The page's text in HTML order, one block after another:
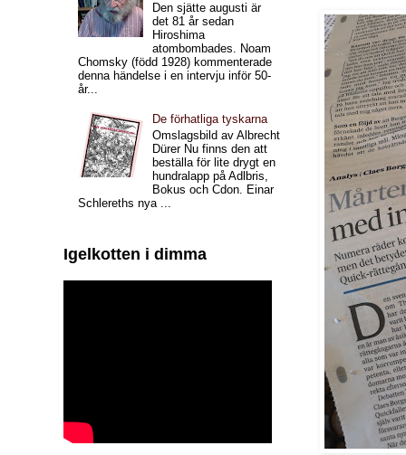
Den sjätte augusti är
det 81 år sedan
Hiroshima
atombombades. Noam
Chomsky (född 1928) kommenterade
denna händelse i en intervju inför 50-
år...
De förhatliga tyskarna
Omslagsbild av Albrecht
Dürer Nu finns den att
beställa för lite drygt en
hundralapp på Adlbris,
Bokus och Cdon. Einar
Schlereths nya ...
Igelkotten i dimma